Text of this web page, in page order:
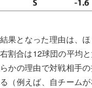
果となった理由は、
割合は12球団の平均
かの理由で対戦相手
（例えば、自チームが